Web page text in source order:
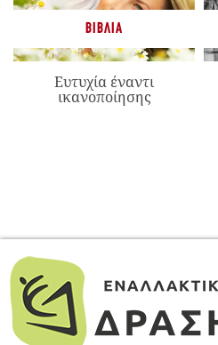
ΒΙΒΛΊΑ
Ευτυχία έναντι
ικανοποίησης